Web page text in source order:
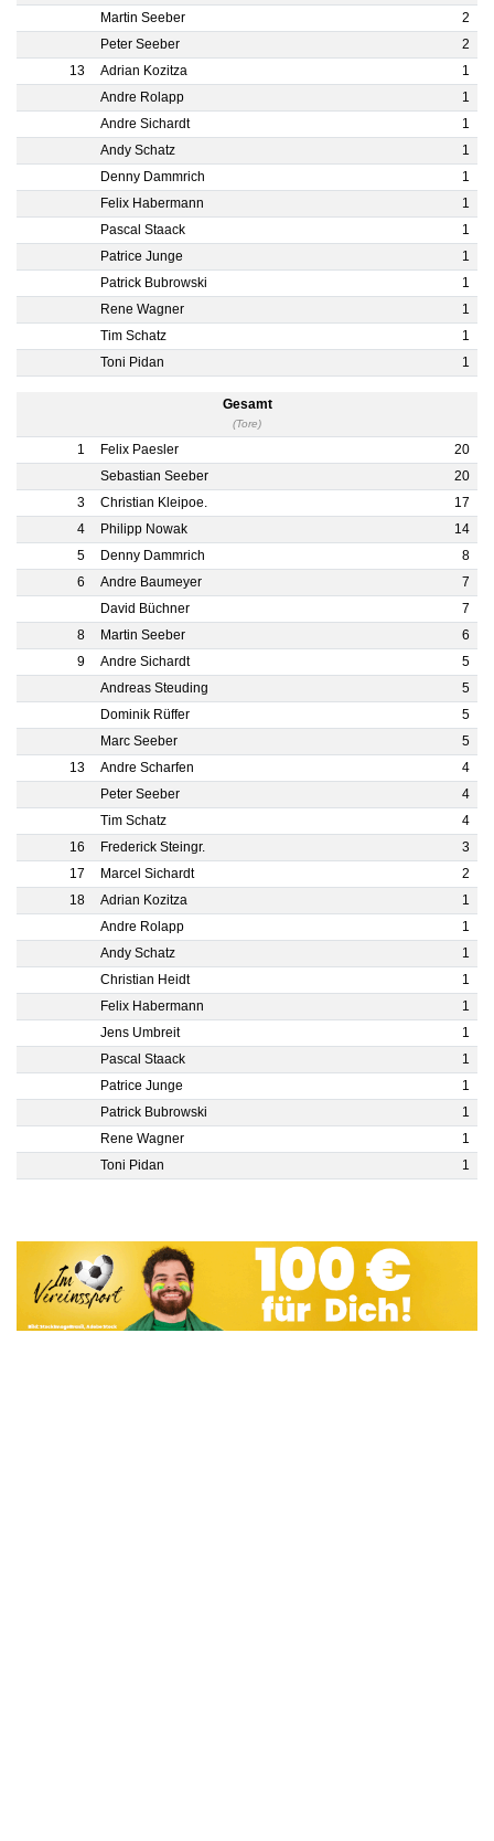
Martin Seeber
2
Peter Seeber
2
13
Adrian Kozitza
1
Andre Rolapp
1
Andre Sichardt
1
Andy Schatz
1
Denny Dammrich
1
Felix Habermann
1
Pascal Staack
1
Patrice Junge
1
Patrick Bubrowski
1
Rene Wagner
1
Tim Schatz
1
Toni Pidan
1
Gesamt
(Tore)
1 Felix Paesler
20
Sebastian Seeber
20
3
Christian Kleipoe.
17
4
Philipp Nowak
14
5
Denny Dammrich
8
6
Andre Baumeyer
7
David Büchner
7
8
Martin Seeber
6
9
Andre Sichardt
5
Andreas Steuding
5
Dominik Rüffer
5
Marc Seeber
5
13
Andre Scharfen
4
Peter Seeber
4
Tim Schatz
4
16
Frederick Steingr.
3
17
Marcel Sichardt
2
18
Adrian Kozitza
1
Andre Rolapp
1
Andy Schatz
1
Christian Heidt
1
Felix Habermann
1
Jens Umbreit
1
Pascal Staack
1
Patrice Junge
1
Patrick Bubrowski
1
Rene Wagner
1
Toni Pidan
1